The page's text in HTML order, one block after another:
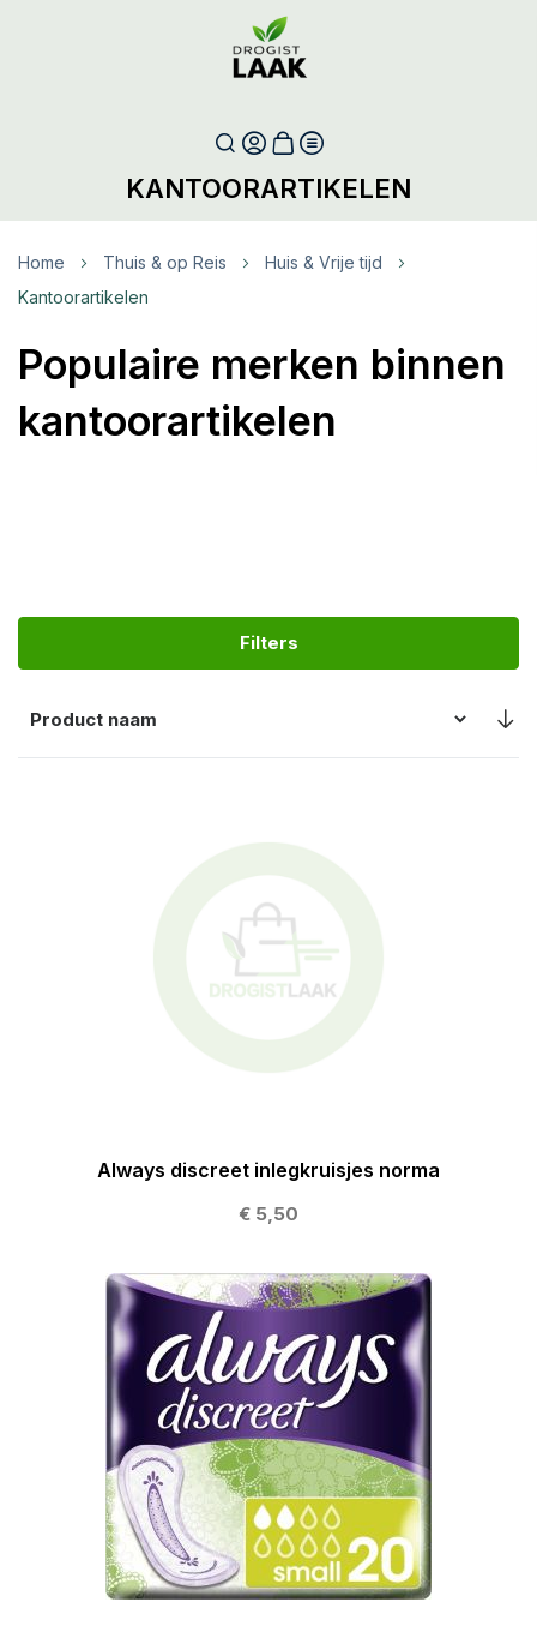
KANTOORARTIKELEN
Home Thuis & op Reis
Huis & Vrije tijd
Kantoorartikelen
Populaire merken binnen
kantoorartikelen
Filters
Always discreet inlegkruisjes norma
€ 5,50